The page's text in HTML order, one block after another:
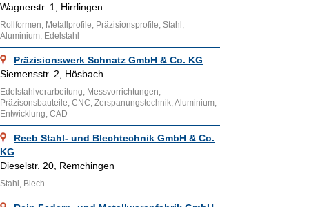
Wagnerstr. 1, Hirrlingen
Rollformen, Metallprofile, Präzisionsprofile, Stahl,
Aluminium, Edelstahl
Präzisionswerk Schnatz GmbH & Co. KG
Siemensstr. 2, Hösbach
Edelstahlverarbeitung, Messvorrichtungen,
Präzisonsbauteile, CNC, Zerspanungstechnik, Aluminium,
Entwicklung, CAD
Reeb Stahl- und Blechtechnik GmbH & Co.
KG
Dieselstr. 20, Remchingen
Stahl, Blech